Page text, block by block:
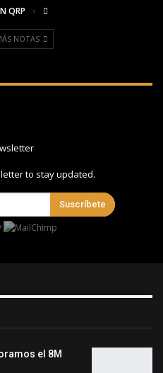
QRP
NOTAS
to stay updated.
Suscríbete
el 8M